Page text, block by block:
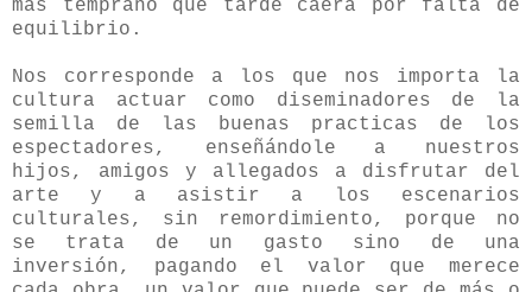
más temprano que tarde caerá por falta de
equilibrio.
Nos corresponde a los que nos importa la
cultura actuar como diseminadores de la
semilla de las buenas practicas de los
espectadores, enseñándole a nuestros
hijos, amigos y allegados a disfrutar del
arte y a asistir a los escenarios
culturales, sin remordimiento, porque no
se trata de un gasto sino de una
inversión, pagando el valor que merece